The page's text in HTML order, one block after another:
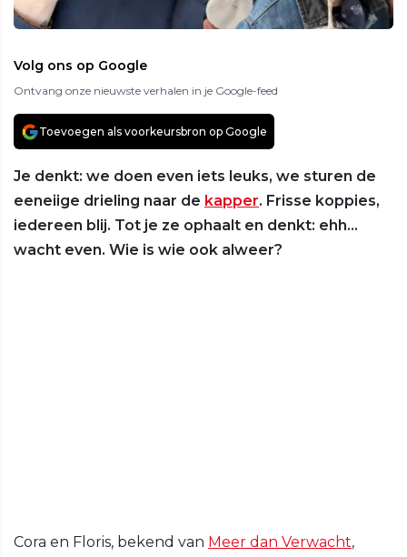
Volg ons op Google
Ontvang onze nieuwste verhalen in je Google-feed
Toevoegen als voorkeursbron op Google
Je denkt: we doen even iets leuks, we sturen de
eeneiige drieling naar de kapper. Frisse koppies,
iedereen blij. Tot je ze ophaalt en denkt: ehh…
wacht even. Wie is wie ook alweer?
Cora en Floris, bekend van Meer dan Verwacht,